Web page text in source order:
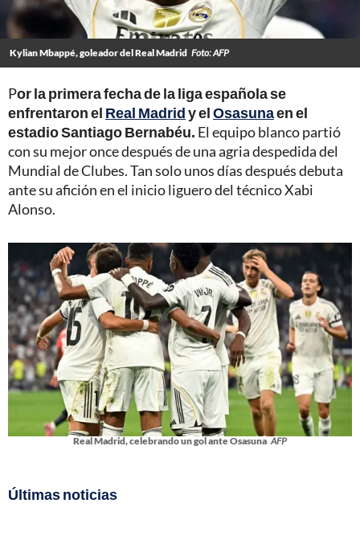
Kylian Mbappé, goleador del Real Madrid Foto: AFP
Por la primera fecha de la liga española se
enfrentaron el Real Madridy elOsasunaen el
estadio Santiago Bernabéu. El equipo blanco partió
con su mejor once después de una agria despedida del
Mundial de Clubes. Tan solo unos días después debuta
ante su afición en el inicio liguero del técnico Xabi
Alonso.
Real Madrid, celebrando un gol ante Osasuna AFP
Últimas noticias